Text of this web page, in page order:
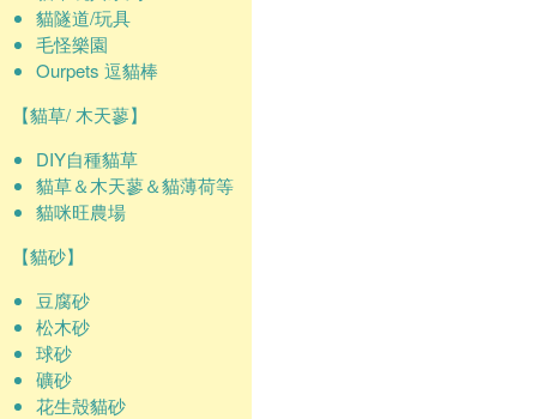
貓隧道/玩具
毛怪樂園
Ourpets 逗貓棒
【貓草/ 木天蓼】
DIY自種貓草
貓草＆木天蓼＆貓薄荷等
貓咪旺農場
【貓砂】
豆腐砂
松木砂
球砂
礦砂
花生殼貓砂